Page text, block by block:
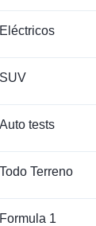
Eléctricos
SUV
Auto tests
Todo Terreno
Formula 1